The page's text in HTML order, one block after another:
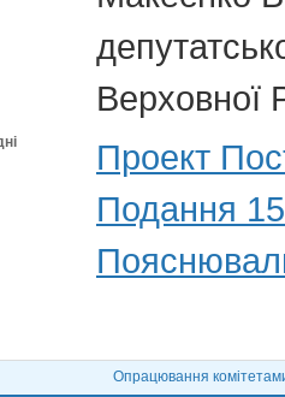
Верховної
Проект
Подання
Опрацювання